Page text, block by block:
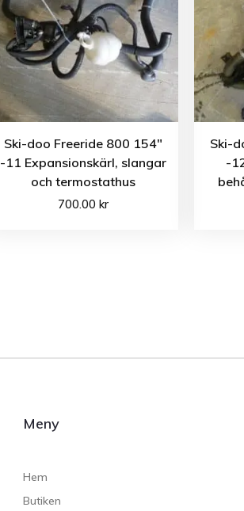
Ski-doo Freeride 800 154″
-11 Expansionskärl, slangar
och termostathus
700.00kr
Ski-
-
Meny
Hem
Butiken